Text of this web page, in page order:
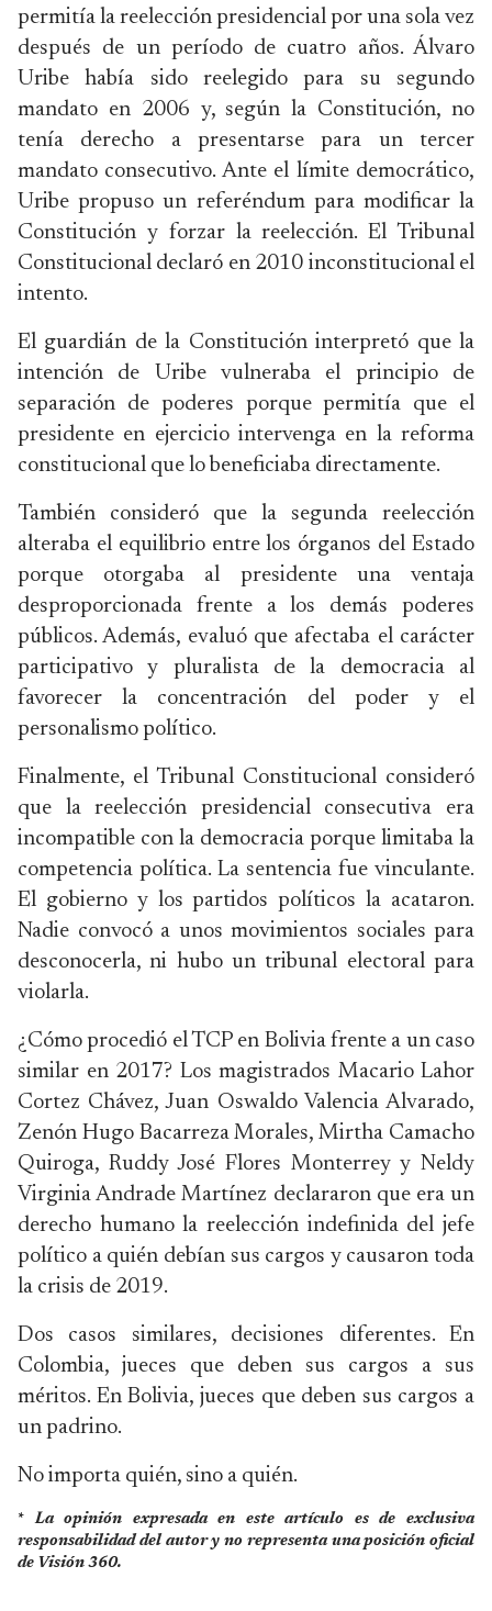
permitía la reelección presidencial por una sola vez
después de un período de cuatro años. Álvaro
Uribe había sido reelegido para su segundo
mandato en 2006 y, según la Constitución, no
tenía derecho a presentarse para un tercer
mandato consecutivo. Ante el límite democrático,
Uribe propuso un referéndum para modificar la
Constitución y forzar la reelección. El Tribunal
Constitucional declaró en 2010 inconstitucional el
intento.
El guardián de la Constitución interpretó que la
intención de Uribe vulneraba el principio de
separación de poderes porque permitía que el
presidente en ejercicio intervenga en la reforma
constitucional que lo beneficiaba directamente.
También consideró que la segunda reelección
alteraba el equilibrio entre los órganos del Estado
porque otorgaba al presidente una ventaja
desproporcionada frente a los demás poderes
públicos. Además, evaluó que afectaba el carácter
participativo y pluralista de la democracia al
favorecer la concentración del poder y el
personalismo político.
Finalmente, el Tribunal Constitucional consideró
que la reelección presidencial consecutiva era
incompatible con la democracia porque limitaba la
competencia política. La sentencia fue vinculante.
El gobierno y los partidos políticos la acataron.
Nadie convocó a unos movimientos sociales para
desconocerla, ni hubo un tribunal electoral para
violarla.
¿Cómo procedió el TCP en Bolivia frente a un caso
similar en 2017? Los magistrados Macario Lahor
Cortez Chávez, Juan Oswaldo Valencia Alvarado,
Zenón Hugo Bacarreza Morales, Mirtha Camacho
Quiroga, Ruddy José Flores Monterrey y Neldy
Virginia Andrade Martínez declararon que era un
derecho humano la reelección indefinida del jefe
político a quién debían sus cargos y causaron toda
la crisis de 2019.
Dos casos similares, decisiones diferentes. En
Colombia, jueces que deben sus cargos a sus
méritos. En Bolivia, jueces que deben sus cargos a
un padrino.
No importa quién, sino a quién.
*La opinión expresada en este artículo es de exclusiva
responsabilidad del autor y no representa una posición oficial
de Visión 360.